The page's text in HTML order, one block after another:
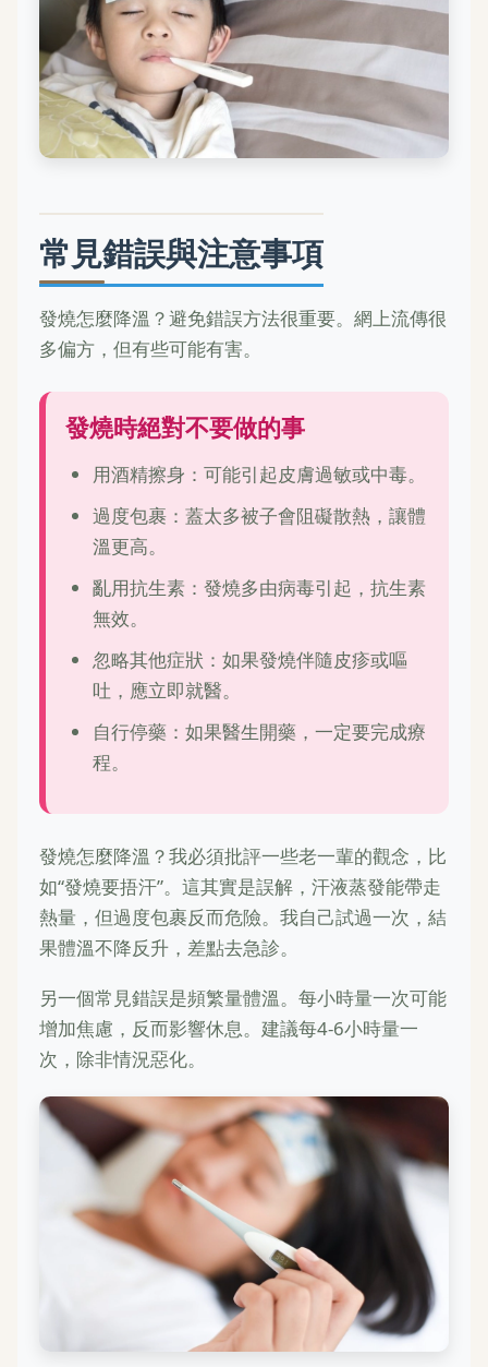
常見錯誤與注意事項
發燒怎麼降溫？避免錯誤方法很重要。網上流傳很
多偏方，但有些可能有害。
發燒時絕對不要做的事
用酒精擦身：可能引起皮膚過敏或中毒。
過度包裹：蓋太多被子會阻礙散熱，讓體
溫更高。
亂用抗生素：發燒多由病毒引起，抗生素
無效。
忽略其他症狀：如果發燒伴隨皮疹或嘔
吐，應立即就醫。
自行停藥：如果醫生開藥，一定要完成療
程。
發燒怎麼降溫？我必須批評一些老一輩的觀念，比
如“發燒要捂汗”。這其實是誤解，汗液蒸發能帶走
熱量，但過度包裹反而危險。我自己試過一次，結
果體溫不降反升，差點去急診。
另一個常見錯誤是頻繁量體溫。每小時量一次可能
增加焦慮，反而影響休息。建議每4-6小時量一
次，除非情況惡化。